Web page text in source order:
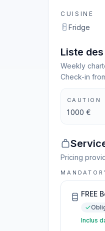
CUISINE
Fridge
Liste
Weekly
Check-in
CAUTION
1 000 €
Pricing
FREE
Inclus